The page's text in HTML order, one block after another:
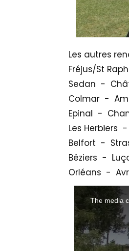
Les autres
Fréjus/St
Sedan -
Colmar -
Epinal -
Les Herbiers
Belfort -
Béziers -
Orléans -